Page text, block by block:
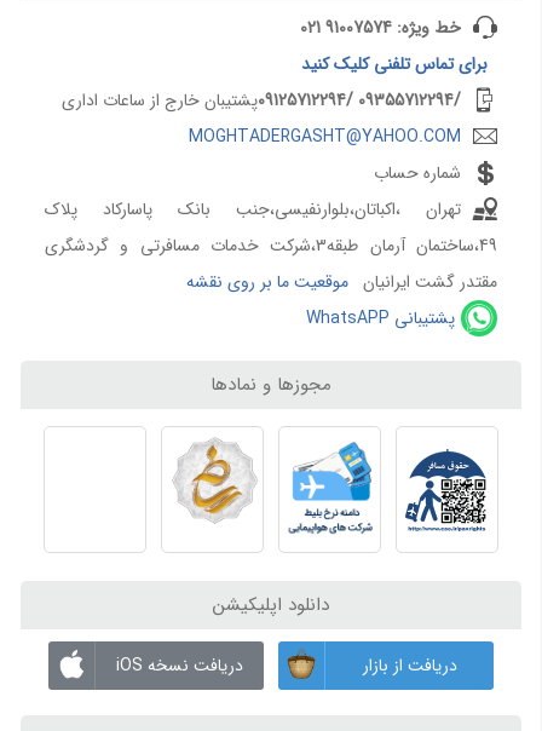
همه چیز درباره خرید بلیط هواپیما 3
نکات مهم و کلیدی خرید بلیط هواپیما
رزرو بلیط پرواز داخلی با اسپادچارتر
خرید بلیط چارتر با اسپادچارتر | تجربه سفر ارزان، سریع و مطمئن
بلیط لحظه آخری هواپیما خرید بلیط ارزان هواپیما
تعیین قیمت بلیط‌های چارتری و سیستمی
همه چیز درباره تور ویزا اقامت
ویزای دبی؛ شرایط، هزینه و مدارک اخذ ویزای امارات
رزرو بلیط هواپیما برای سفارت | رزرو پرواز ویزا با اسپادچارتر
همه چیز درباره تور ویزا اقامت 2
خط ویژه: 91007574 021
برایتماس تلفنیکلیک کنید
/09355712294
/09125712294
پشتیبان خارج از ساعات اداری
MOGHTADERGASHT@YAHOO.COM
شماره حساب
تهران ،اکباتان،بلوارنفیسی،جنب بانک پاسارکاد پلاک
49،ساختمان آرمان طبقه3،شرکت خدمات مسافرتی و گردشگری
مقتدر گشت ایرانیان موقعیت ما بر روی نقشه
پشتیبانی WhatsAPP
مجوزها و نمادها
دانلود اپلیکیشن
دریافت از بازار دریافت نسخه iOS